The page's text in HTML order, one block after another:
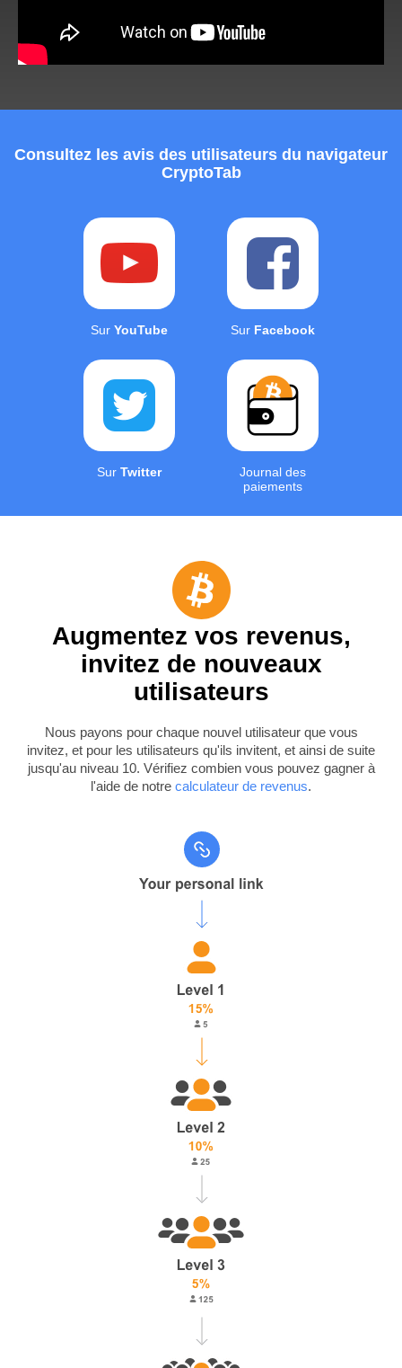
Consultez les avis des utilisateurs du navigateur
CryptoTab
Sur YouTube Sur Facebook
Sur Twitter
Journal des
paiements
Augmentez vos revenus,
invitez de nouveaux
utilisateurs
Nous payons pour chaque nouvel utilisateur que vous
invitez, et pour les utilisateurs qu'ils invitent, et ainsi de suite
jusqu'au niveau 10. Vérifiez combien vous pouvez gagner à
l'aide de notre calculateur de revenus.